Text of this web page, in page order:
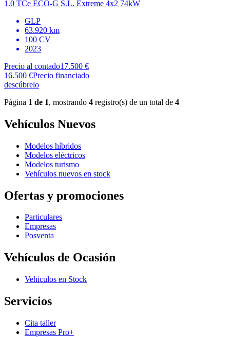
1.0 TCe ECO-G S.L. Extreme 4x2 74kW
GLP
63.920 km
100 CV
2023
Precio al contado17.500 €
16.500 €Precio financiado
descúbrelo
Página 1 de 1, mostrando 4 registro(s) de un total de 4
Vehículos Nuevos
Modelos híbridos
Modelos eléctricos
Modelos turismo
Vehículos nuevos en stock
Ofertas y promociones
Particulares
Empresas
Posventa
Vehículos de Ocasión
Vehiculos en Stock
Servicios
Cita taller
Empresas Pro+